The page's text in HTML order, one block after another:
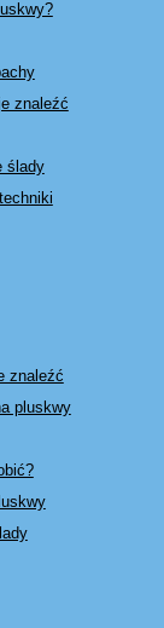
znaleźć
ślady
znaleźć
pluskwy